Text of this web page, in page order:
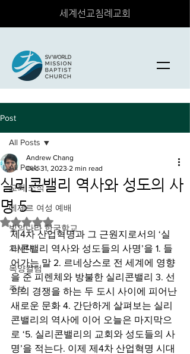
세계선교침례교회
Post
All Posts
교회 소식
에제르 여성 예배
빛의나라 한국학교
차세대
목양컬럼
주보
All Posts
실리콘밸리 역사와 성도의 사
명 5
Andrew Chang
Dec 31, 2023 2 min read
Rated NaN out of 5 stars.
제4차 산업혁명과 그 근원지로서의 ‘실
리콘밸리 역사와 성도들의 사명’을 1. 들
어가는 말 2. 르네상스로 전 세계에 영향
을 준 피렌체와 방불한 실리콘밸리 3. 선
의의 경쟁을 하는 두 도시 사이에 피어난
새로운 문화 4. 간단하게 살펴보는 실리
콘밸리의 역사에 이어 오늘은 마지막으
로 ‘5. 실리콘밸리의 교회와 성도들의 사
명’을 적는다. 이제 제4차 산업혁명 시대